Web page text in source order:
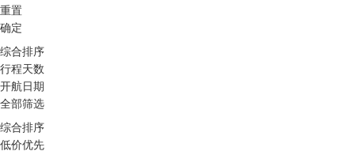
重置
确定
综合排序
行程天数
开航日期
全部筛选
综合排序
低价优先